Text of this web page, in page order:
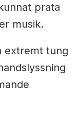
prata
musik.
extremt tung